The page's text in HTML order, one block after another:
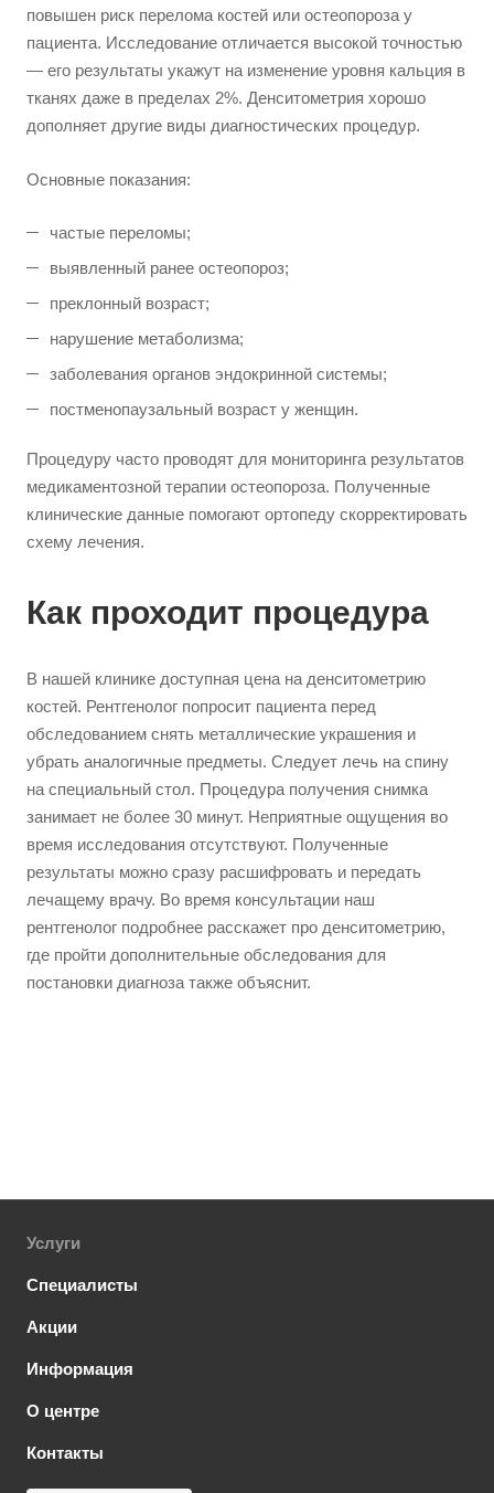
повышен риск перелома костей или остеопороза у
пациента. Исследование отличается высокой точностью
— его результаты укажут на изменение уровня кальция в
тканях даже в пределах 2%. Денситометрия хорошо
дополняет другие виды диагностических процедур.
Основные показания:
частые переломы;
выявленный ранее остеопороз;
преклонный возраст;
нарушение метаболизма;
заболевания органов эндокринной системы;
постменопаузальный возраст у женщин.
Процедуру часто проводят для мониторинга результатов
медикаментозной терапии остеопороза. Полученные
клинические данные помогают ортопеду скорректировать
схему лечения.
Как проходит процедура
В нашей клинике доступная цена на денситометрию
костей. Рентгенолог попросит пациента перед
обследованием снять металлические украшения и
убрать аналогичные предметы. Следует лечь на спину
на специальный стол. Процедура получения снимка
занимает не более 30 минут. Неприятные ощущения во
время исследования отсутствуют. Полученные
результаты можно сразу расшифровать и передать
лечащему врачу. Во время консультации наш
рентгенолог подробнее расскажет про денситометрию,
где пройти дополнительные обследования для
постановки диагноза также объяснит.
Услуги
Специалисты
Акции
Информация
О центре
Контакты